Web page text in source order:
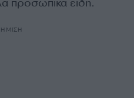
προσωπικά είδη.